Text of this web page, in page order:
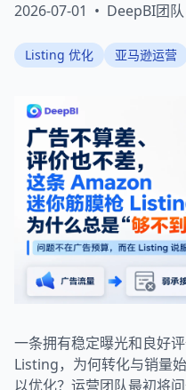
2026-07-01 • DeepBI团队
Listing 优化 亚马逊运营
一条拥有稳定曝光和良好
Listing，为何转化与销量
以优化？运营团队最初将